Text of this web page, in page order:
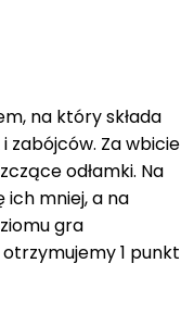
na który składa
zabójców. Za wbicie
odłamki. Na
ich mniej, a na
gra
1 punkt